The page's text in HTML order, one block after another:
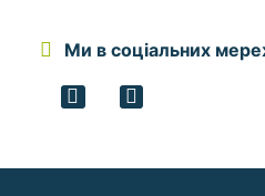
Ми в соціальних